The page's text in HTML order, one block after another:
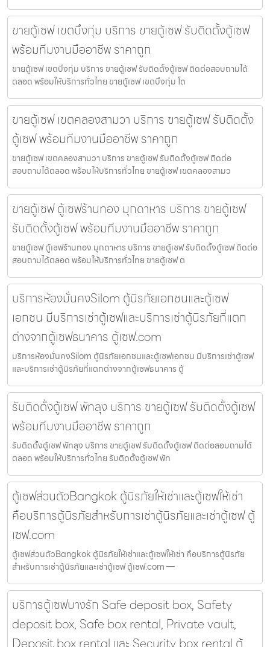
ขายตู้เซฟ เขตบึงกุ่ม บริการ ขายตู้เซฟ รับติดตั้งตู้เซฟ
พร้อมทีมงานมืออาชีพ ราคาถูก
ขายตู้เซฟ เขตบึงกุ่ม บริการ ขายตู้เซฟ รับติดตั้งตู้เซฟ ติดต่อสอบถามได้
ตลอด พร้อมให้บริการทั่วไทย ขายตู้เซฟ เขตบึงกุ่ม โด
ขายตู้เซฟ เขตคลองสามวา บริการ ขายตู้เซฟ รับติดตั้ง
ตู้เซฟ พร้อมทีมงานมืออาชีพ ราคาถูก
ขายตู้เซฟ เขตคลองสามวา บริการ ขายตู้เซฟ รับติดตั้งตู้เซฟ ติดต่อ
สอบถามได้ตลอด พร้อมให้บริการทั่วไทย ขายตู้เซฟ เขตคลองสามว
ขายตู้เซฟ ตู้เซฟร้านทอง มุกดาหาร บริการ ขายตู้เซฟ
รับติดตั้งตู้เซฟ พร้อมทีมงานมืออาชีพ ราคาถูก
ขายตู้เซฟ ตู้เซฟร้านทอง มุกดาหาร บริการ ขายตู้เซฟ รับติดตั้งตู้เซฟ ติดต่อ
สอบถามได้ตลอด พร้อมให้บริการทั่วไทย ขายตู้เซฟ ต
บริการห้องมั่นคงSilom ตู้นิรภัยเอกชนและตู้เซฟ
เอกชน มีบริการเช่าตู้เซฟและบริการเช่าตู้นิรภัยที่แตก
ต่างจากตู้เซฟธนาคาร ตู้เซฟ.com
บริการห้องมั่นคงSilom ตู้นิรภัยเอกชนและตู้เซฟเอกชน มีบริการเช่าตู้เซฟ
และบริการเช่าตู้นิรภัยที่แตกต่างจากตู้เซฟธนาคาร ตู้
รับติดตั้งตู้เซฟ พัทลุง บริการ ขายตู้เซฟ รับติดตั้งตู้เซฟ
พร้อมทีมงานมืออาชีพ ราคาถูก
รับติดตั้งตู้เซฟ พัทลุง บริการ ขายตู้เซฟ รับติดตั้งตู้เซฟ ติดต่อสอบถามได้
ตลอด พร้อมให้บริการทั่วไทย รับติดตั้งตู้เซฟ พัท
ตู้เซฟส่วนตัวBangkok ตู้นิรภัยให้เช่าและตู้เซฟให้เช่า
คือบริการตู้นิรภัยสำหรับการเช่าตู้นิรภัยและเช่าตู้เซฟ ตู้
เซฟ.com
ตู้เซฟส่วนตัวBangkok ตู้นิรภัยให้เช่าและตู้เซฟให้เช่า คือบริการตู้นิรภัย
สำหรับการเช่าตู้นิรภัยและเช่าตู้เซฟ ตู้เซฟ.com —
บริการตู้เซฟบางรัก Safe deposit box, Safety
deposit box, Safe box rental, Private vault,